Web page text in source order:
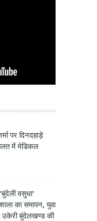
पर दिनदहाड़े
में मेडिकल
वसुधा'
का समापन, युवा
उकेरी बुंदेलखण्ड की